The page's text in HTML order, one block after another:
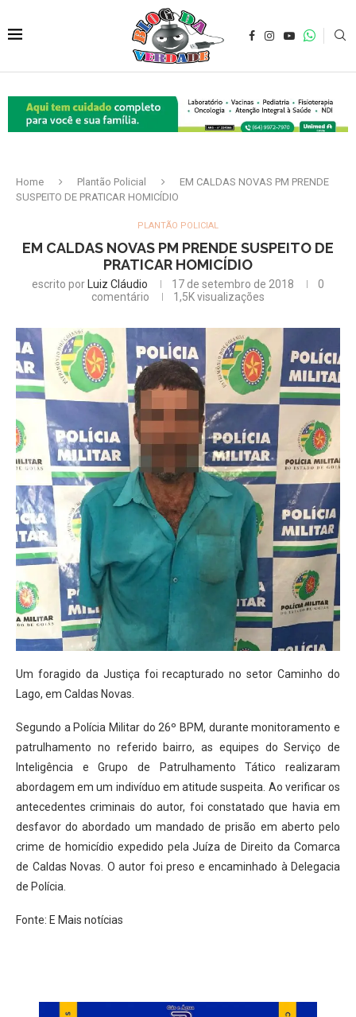
Home Plantão Policial
EM CALDAS NOVAS PM PRENDE
SUSPEITO DE PRATICAR HOMICÍDIO
PLANTÃO POLICIAL
EM CALDAS NOVAS PM PRENDE SUSPEITO DE
PRATICAR HOMICÍDIO
escrito por Luiz Cláudio 17 de setembro de 2018
0
comentário
1,5Kvisualizações
Um foragido da Justiça foi recapturado no setor Caminho do
Lago, em Caldas Novas.
Segundo a Polícia Militar do 26º BPM, durante monitoramento e
patrulhamento no referido bairro, as equipes do Serviço de
Inteligência e Grupo de Patrulhamento Tático realizaram
abordagem em um indivíduo em atitude suspeita. Ao verificar os
antecedentes criminais do autor, foi constatado que havia em
desfavor do abordado um mandado de prisão em aberto pelo
crime de homicídio expedido pela Juíza de Direito da Comarca
de Caldas Novas. O autor foi preso e encaminhado à Delegacia
de Polícia.
Fonte: E Mais notícias